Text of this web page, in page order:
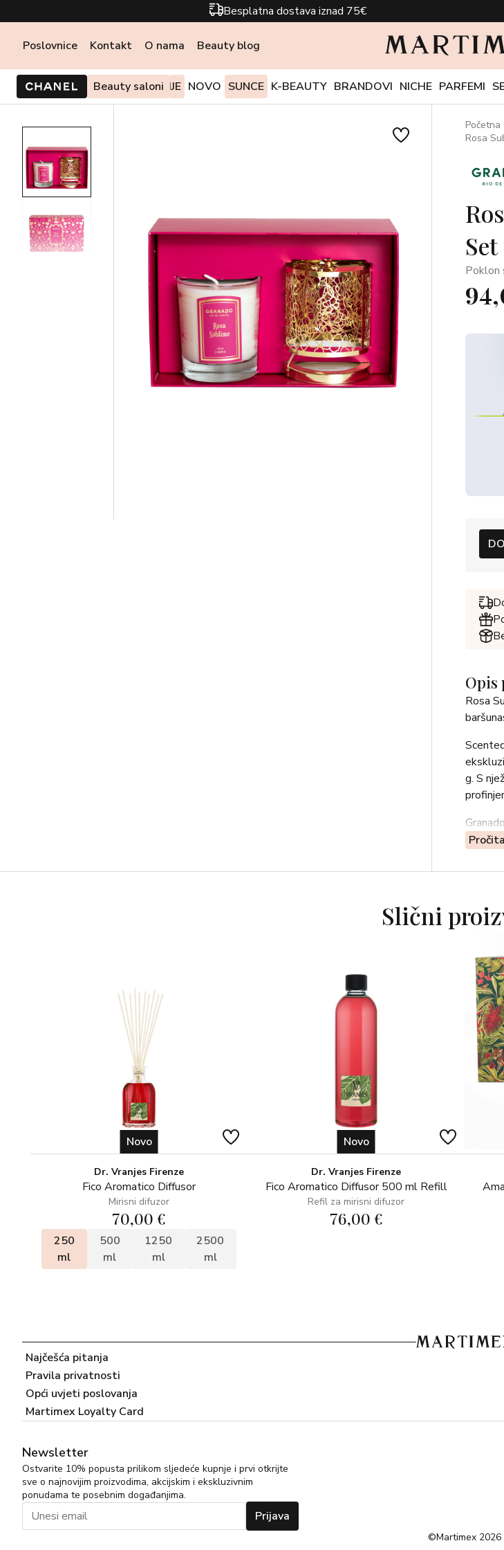
Besplatna dostava iznad 75€
Poslovnice Kontakt O nama Beauty blog
Beauty saloni
PONUDE I AKCIJE NOVO SUNCE K-BEAUTY BRANDOVI NICHE PARFEMI
Početna
Rosa
Poklon
Opis
Rosa
g. S
Fitilj
Sadržaj:
1 Rosa
Slični
Novo
Dr. Vranjes Firenze
Fico Aromatico Diffusor
Mirisni difuzor
70,00 €
250
ml
500
ml
1250
ml
2500
ml
Novo
Dr. Vranjes Firenze
Fico Aromatico Diffusor 500 ml Refill
Refil za mirisni difuzor
76,00 €
Najčešća pitanja
Pravila privatnosti
Opći uvjeti poslovanja
Martimex Loyalty Card
Newsletter
Ostvarite 10% popusta prilikom sljedeće kupnje i prvi otkrijte
sve o najnovijim proizvodima, akcijskim i ekskluzivnim
ponudama te posebnim događanjima.
Prijava
©Martimex 2026